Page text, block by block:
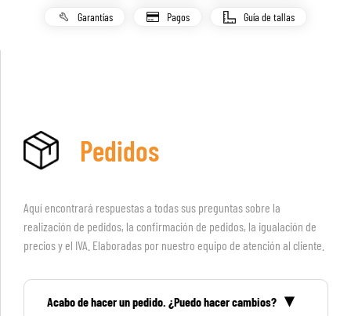
Garantías Pagos Guía de tallas
Pedidos
Aquí encontrará respuestas a todas sus preguntas sobre la
realización de pedidos, la confirmación de pedidos, la igualación de
precios y el IVA. Elaboradas por nuestro equipo de atención al cliente.
Acabo de hacer un pedido. ¿Puedo hacer cambios?